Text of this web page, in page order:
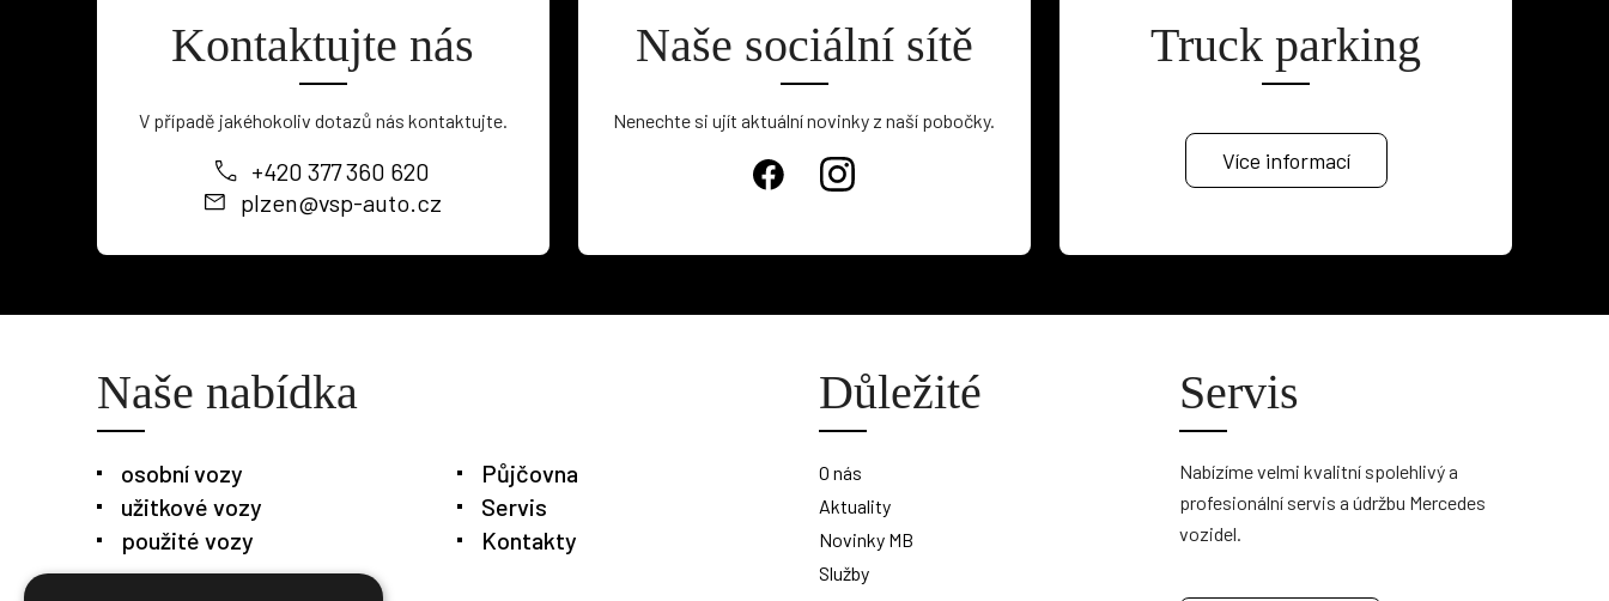
Kontaktujte nás
V případě jakéhokoliv dotazů nás kontaktujte.
+420 377 360 620
plzen@vsp-auto.cz
Naše sociální sítě
Nenechte si ujít aktuální novinky z naší pobočky.
Truck parking
Více informací
Naše nabídka
osobní vozy
užitkové vozy
použité vozy
Půjčovna
Servis
Kontakty
Důležité
O nás
Aktuality
Novinky MB
Služby
Servis
Nabízíme velmi kvalitní spolehlivý a
profesionální servis a údržbu Mercedes
vozidel.